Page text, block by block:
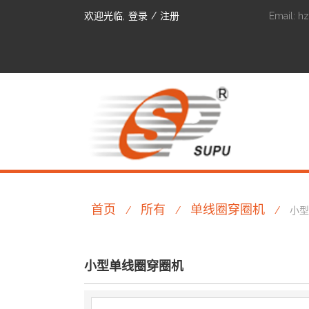
欢迎光临, 登录 / 注册 Email:
首页 / 所有 / 单线圈穿圈机 / 小
小型单线圈穿圈机